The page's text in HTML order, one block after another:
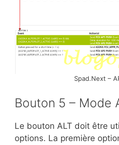
Spad.Next –
Bouton 5 – Mode
Le bouton ALT doit être
options. La première